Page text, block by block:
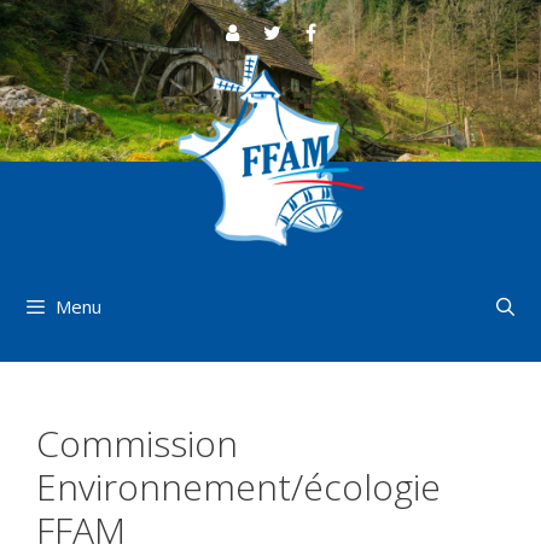
Aller
au
contenu
Menu
Commission
Environnement/écologie
FFAM